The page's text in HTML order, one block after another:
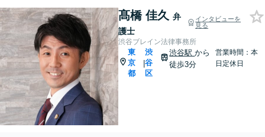
髙橋 佳久 弁
護士
インタビューを
見る
渋谷ブレイン法律事務所
東
京
都
|
渋
谷
区
渋谷駅から
徒歩3分
営業時間：本
日定休日